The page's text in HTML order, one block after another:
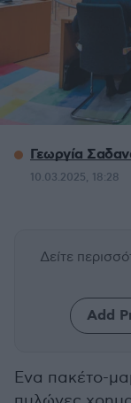
Γεωργία
10.03.2025, 18:28
Δείτε
Add
Ενα πακέτο-